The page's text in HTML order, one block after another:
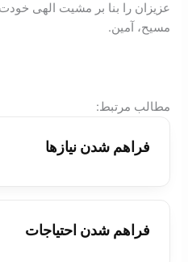
عزیزان را بنا بر مشیت الهی
مسیح، آمین.
:مطالب مرتبط
فراهم شدن نيازها
فراهم شدن احتياجات